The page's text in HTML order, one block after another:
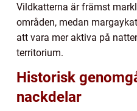
Vildkatterna är främst
områden, medan
att vara mer aktiva på
territorium.
Historisk
nackdelar